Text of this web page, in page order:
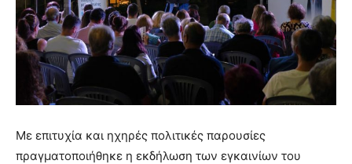
Με επιτυχία και ηχηρές πολιτικές παρουσίες
πραγματοποιήθηκε η εκδήλωση των εγκαινίων του